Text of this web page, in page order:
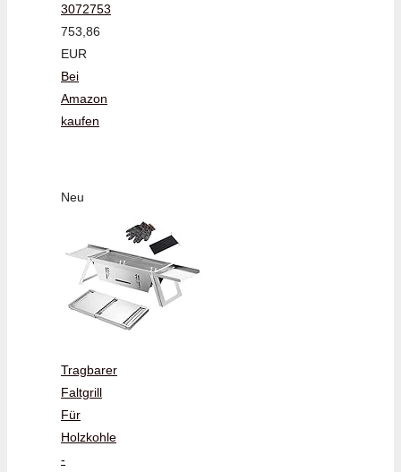
3072753
753,86
EUR
Bei
Amazon
kaufen
Neu
Tragbarer
Faltgrill
Für
Holzkohle
-